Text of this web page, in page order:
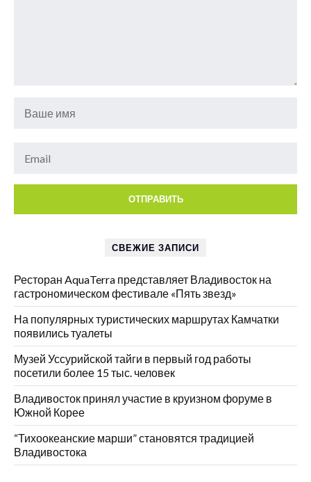
СВЕЖИЕ ЗАПИСИ
Ресторан AquaTerra представляет Владивосток на
гастрономическом фестивале «Пять звезд»
На популярных туристических маршрутах Камчатки
появились туалеты
Музей Уссурийской тайги в первый год работы
посетили более 15 тыс. человек
Владивосток принял участие в круизном форуме в
Южной Корее
“Тихоокеанские марши” становятся традицией
Владивостока